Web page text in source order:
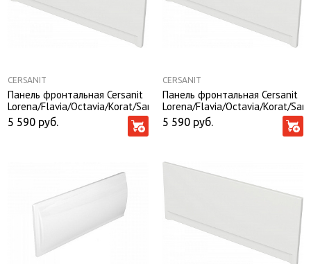
CERSANIT
Панель фронтальная Cersanit
Lorena/Flavia/Octavia/Korat/Santana/Nike
170
5 590 руб.
CERSANIT
Панель фронтальная Cersanit
Lorena/Flavia/Octavia/Korat/
150
5 590 руб.